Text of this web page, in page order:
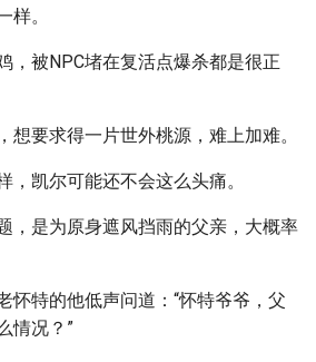
样。
，被NPC堵在复活点爆杀都是很正
想要求得一片世外桃源，难上加难。
，凯尔可能还不会这么头痛。
，是为原身遮风挡雨的父亲，大概率
怀特的他低声问道：“怀特爷爷，父
情况？”